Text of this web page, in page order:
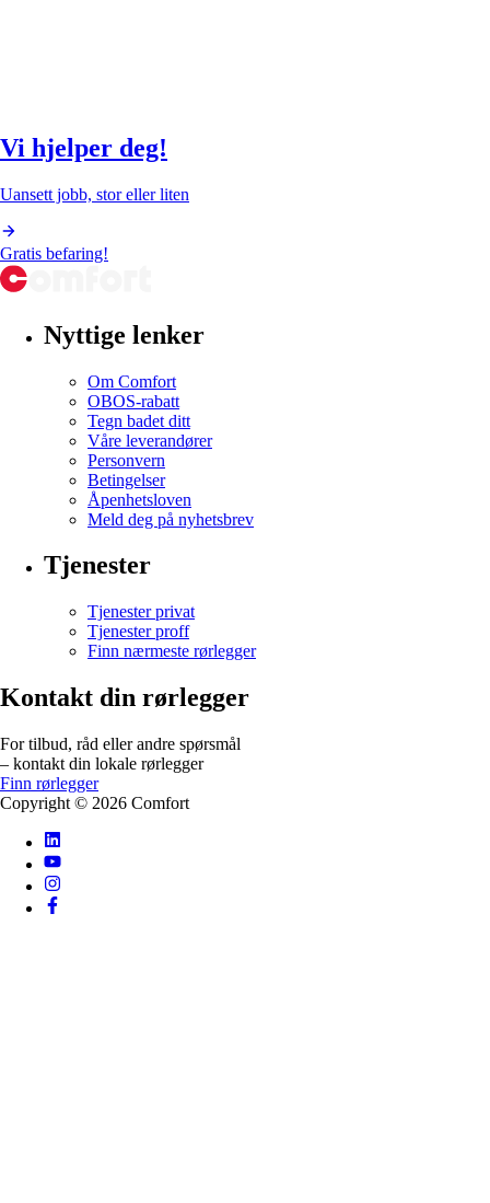
Vi hjelper deg!
Uansett jobb, stor eller liten
Gratis befaring!
Nyttige lenker
Om Comfort
OBOS-rabatt
Tegn badet ditt
Våre leverandører
Personvern
Betingelser
Åpenhetsloven
Meld deg på nyhetsbrev
Tjenester
Tjenester privat
Tjenester proff
Finn nærmeste rørlegger
Kontakt din rørlegger
For tilbud, råd eller andre spørsmål
– kontakt din lokale rørlegger
Finn rørlegger
Copyright © 2026 Comfort